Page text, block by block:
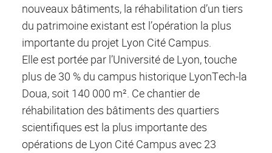
nouveaux bâtiments, la réhabilitation d’un tiers
du patrimoine existant est l’opération la plus
importante du projet Lyon Cité Campus.
Elle est portée par l’Université de Lyon, touche
plus de 30 % du campus historique LyonTech-la
Doua, soit 140 000 m². Ce chantier de
réhabilitation des bâtiments des quartiers
scientifiques est la plus importante des
opérations de Lyon Cité Campus avec 23